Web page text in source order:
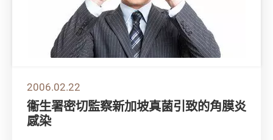
2006.02.22
衞生署密切監察新加坡真菌引致的角膜炎
感染